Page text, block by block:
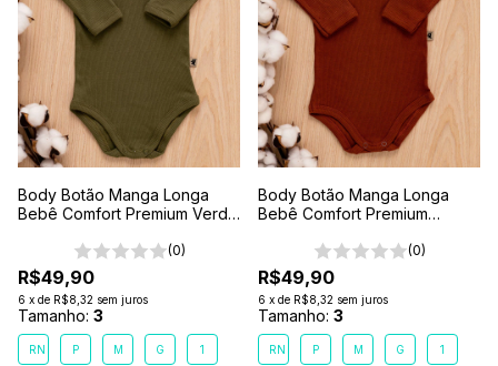
Body Botão Manga Longa
Bebê Comfort Premium Verde
(0)
R$49,90
6 x de R$8,32 sem juros
Tamanho: 3
RN P M G 1
Body Botão Manga Longa
Bebê Comfort Premium
(0)
R$49,90
6 x de R$8,32 sem juros
Tamanho: 3
RN P M G 1